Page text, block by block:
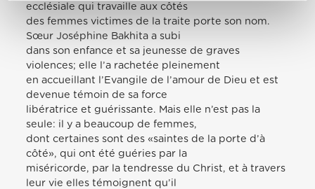
ecclésiale qui travaille aux côtés
des femmes victimes de la traite porte son nom.
Sœur Joséphine Bakhita a subi
dans son enfance et sa jeunesse de graves
violences; elle l’a rachetée pleinement
en accueillant l’Evangile de l’amour de Dieu et est
devenue témoin de sa force
libératrice et guérissante. Mais elle n’est pas la
seule: il y a beaucoup de femmes,
dont certaines sont des «saintes de la porte d’à
côté», qui ont été guéries par la
miséricorde, par la tendresse du Christ, et à travers
leur vie elles témoignent qu’il